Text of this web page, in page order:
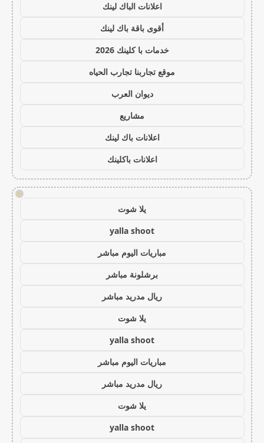
اعلانات الباك لينك
أقوى باقة باك لينك
خدمات با كلينك 2026
موقع تجاربنا تجارب الحياه
ديوان العرب
مشاريع
اعلانات باك لينك
اعلانات باكلينك
!
يلا شوت
yalla shoot
مباريات اليوم مباشر
برشلونة مباشر
ريال مدريد مباشر
يلا شوت
yalla shoot
مباريات اليوم مباشر
ريال مدريد مباشر
يلا شوت
yalla shoot